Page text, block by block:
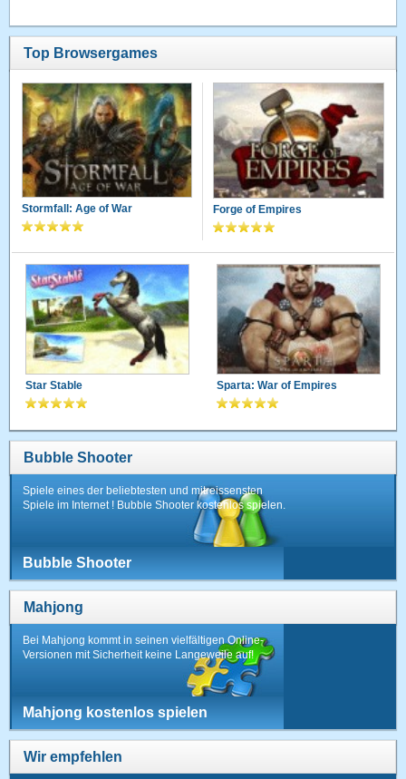
Top Browsergames
Stormfall: Age of War Forge of Empires
Star Stable Sparta: War of Empires
Bubble Shooter
Spiele eines der beliebtesten und mitreissensten
Spiele im Internet ! Bubble Shooter kostenlos spielen.
Bubble Shooter
Mahjong
Bei Mahjong kommt in seinen vielfältigen Online-
Versionen mit Sicherheit keine Langeweile auf!
Mahjong kostenlos spielen
Wir empfehlen